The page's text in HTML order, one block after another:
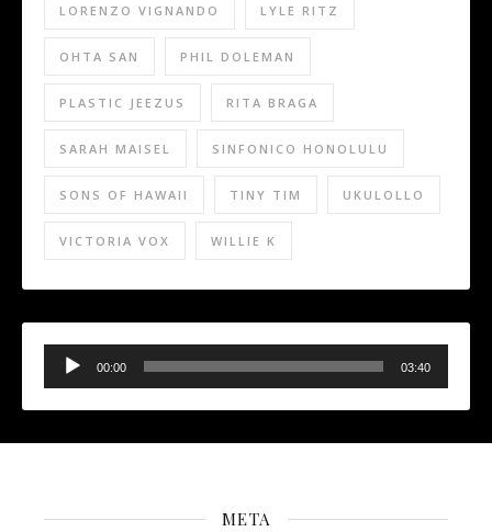
LORENZO VIGNANDO LYLE RITZ
OHTA SAN PHIL DOLEMAN
PLASTIC JEEZUS RITA BRAGA
SARAH MAISEL SINFONICO HONOLULU
SONS OF HAWAII TINY TIM UKULOLLO
VICTORIA VOX WILLIE K
Audio
Player
00:00 03:40
META